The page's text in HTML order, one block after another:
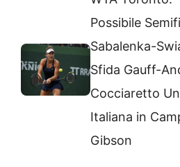
Possibile
Sabalenka-
Sfida Gauff-
Cocciaretto
Italiana in
Gibson